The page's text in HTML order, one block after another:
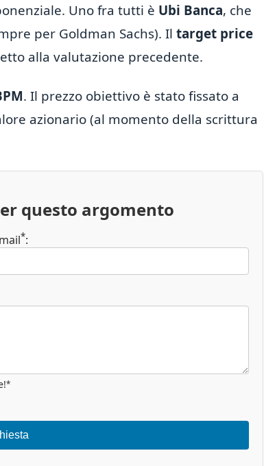
Uno fra tutti è Ubi Banca, che
per Goldman Sachs). Il target price
alla valutazione precedente.
. Il prezzo obiettivo è stato fissato a
azionario (al momento della scrittura
questo argomento
*:
*